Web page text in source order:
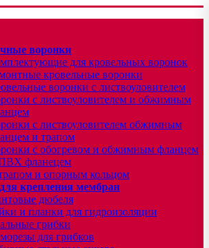
воронки
для кровельных воронок
кровельные воронки
воронки с листвоуловителем
с листвоуловителем и обжимным
с листвоуловителем обжимным
и трапом
с обогревом и обжимным фланцем
фланецем
и опорным кольцом
крепления мембран
дюбеля
и планки для гидроизоляции
грибки
для грибков